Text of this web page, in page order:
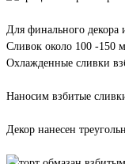
Для финального декора
Сливок около 100 -150
Охлажденные сливки
Наносим взбитые
Декор нанесен